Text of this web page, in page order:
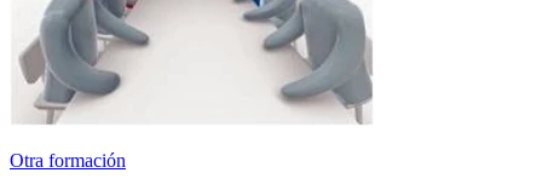
Otra formación